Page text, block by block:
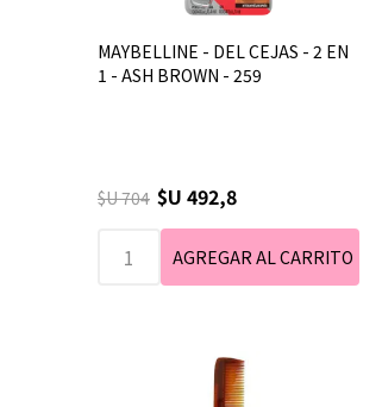
MAYBELLINE - DEL CEJAS - 2 EN
1 - ASH BROWN - 259
$U 704 $U 492,8